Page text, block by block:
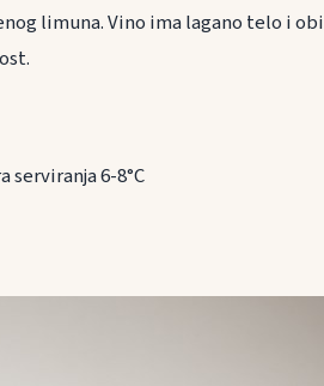
limuna. Vino ima lagano telo i
6-8°C